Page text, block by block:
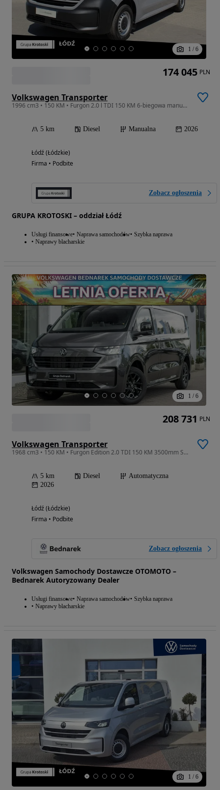
1 / 6
Volkswagen Transporter
1996 cm3 • 150 KM • Furgon 2.0 l TDI 150 KM 6-biegowa manualna Dostępny od Ręki!
5 km Diesel Manualna 2026
Łódź (Łódzkie)
Firma • Podbite
Zobacz ogłoszenia
GRUPA KROTOSKI – oddział Łódź
Usługi finansowe Naprawa samochodów Szybka naprawa
Naprawy blacharskie
174 045 PLN
1 / 6
Volkswagen Transporter
1968 cm3 • 150 KM • Furgon Edition 2.0 TDI 150 KM 3500mm Skrzynia automatyczna!
5 km Diesel
Automatyczna
2026
Łódź (Łódzkie)
Firma • Podbite
Zobacz ogłoszenia
Volkswagen Samochody Dostawcze OTOMOTO –
Bednarek Autoryzowany Dealer
Usługi finansowe Naprawa samochodów Szybka naprawa
Naprawy blacharskie
208 731 PLN
1 / 6